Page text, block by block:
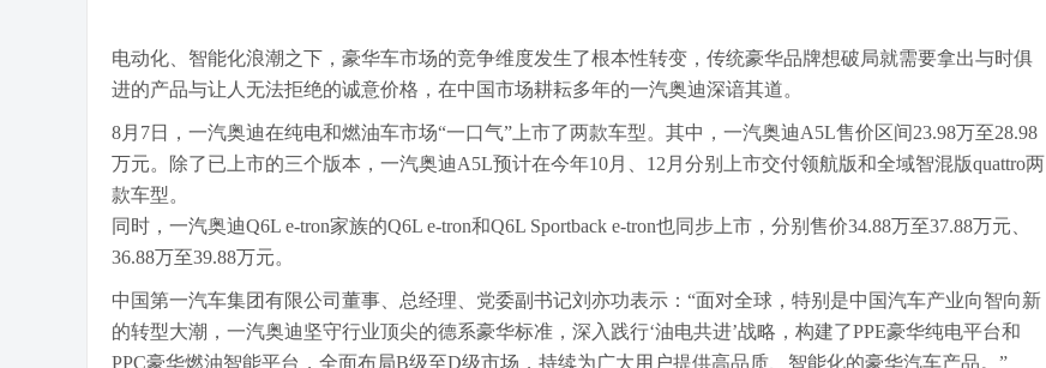
电动化、智能化浪潮之下，豪华车市场的竞争维度发生了根本性转变，传统豪华品牌想破局就需要拿出与时俱
进的产品与让人无法拒绝的诚意价格，在中国市场耕耘多年的一汽奥迪深谙其道。
8月7日，一汽奥迪在纯电和燃油车市场“一口气”上市了两款车型。其中，一汽奥迪A5L售价区间23.98万至28.98
万元。除了已上市的三个版本，一汽奥迪A5L预计在今年10月、12月分别上市交付领航版和全域智混版quattro两
款车型。
同时，一汽奥迪Q6L e-tron家族的Q6L e-tron和Q6L Sportback e-tron也同步上市，分别售价34.88万至37.88万元、
36.88万至39.88万元。
中国第一汽车集团有限公司董事、总经理、党委副书记刘亦功表示：“面对全球，特别是中国汽车产业向智向新
的转型大潮，一汽奥迪坚守行业顶尖的德系豪华标准，深入践行‘油电共进’战略，构建了PPE豪华纯电平台和
PPC豪华燃油智能平台，全面布局B级至D级市场，持续为广大用户提供高品质、智能化的豪华汽车产品。”